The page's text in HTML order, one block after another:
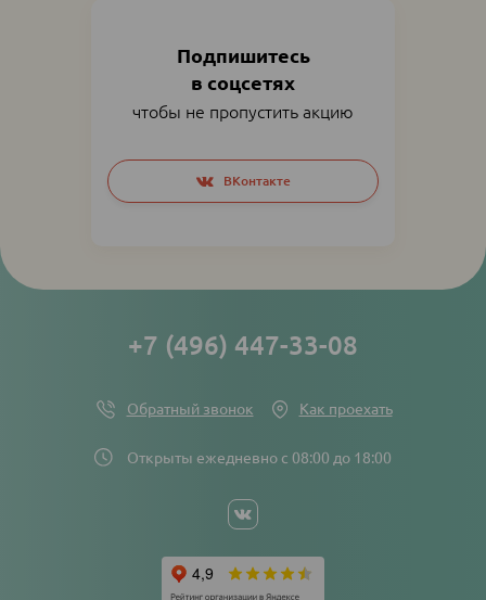
Подпишитесь
в соцсетях
чтобы не пропустить акцию
Social
networks
links
ВКонтакте
Открыты ежедневно с 08:00 до 18:00
+7 (496) 447-33-08
Обратный звонок Как проехать
Social
links